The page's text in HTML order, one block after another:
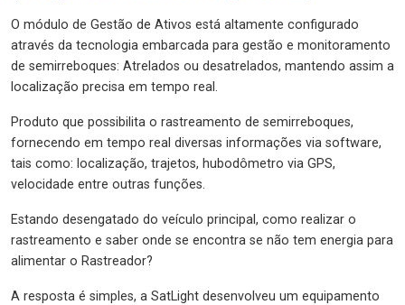
O módulo de Gestão de Ativos está altamente configurado
através da tecnologia embarcada para gestão e monitoramento
de semirreboques: Atrelados ou desatrelados, mantendo assim a
localização precisa em tempo real.
Produto que possibilita o rastreamento de semirreboques,
fornecendo em tempo real diversas informações via software,
tais como: localização, trajetos, hubodômetro via GPS,
velocidade entre outras funções.
Estando desengatado do veículo principal, como realizar o
rastreamento e saber onde se encontra se não tem energia para
alimentar o Rastreador?
A resposta é simples, a SatLight desenvolveu um equipamento